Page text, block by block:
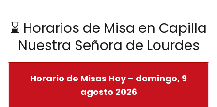
⌛ Horarios de Misa en Capilla
Nuestra Señora de Lourdes
Horario de Misas Hoy – domingo, 9
agosto 2026